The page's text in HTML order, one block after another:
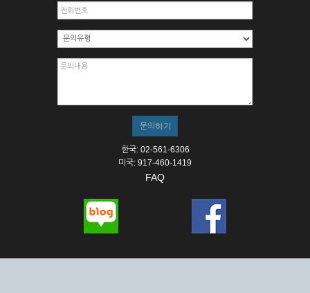
7. 회사의 정보를 사전 승낙 없이 전재, 변조, 복사하여 이용하
8. 기타 회사가 정한 제반 사항을 위반하며 신청하는 경우
제5조 (서비스의 이용 및 중지)
② 시스템 점검, 교체 및 고장, 기술적인 이유, 국가비상사태, 정
스가 불가능할 경우 회사는 사전 공지나 예고 없이 서비스의 전
부 또는 일부를 일시적 또는 영구적으로 중지할 수 있습니다.
③ 기타 회사는 서비스를 제공할 수 없는 합당한 사유가 발생한
④ 회사는 제 2항 및 제 3항의 사유로 서비스의 제공이 일시적
여 배상하지 않습니다.
제3장 권리 및 의무
한국: 02-561-6306
미국: 917-460-1419
FAQ